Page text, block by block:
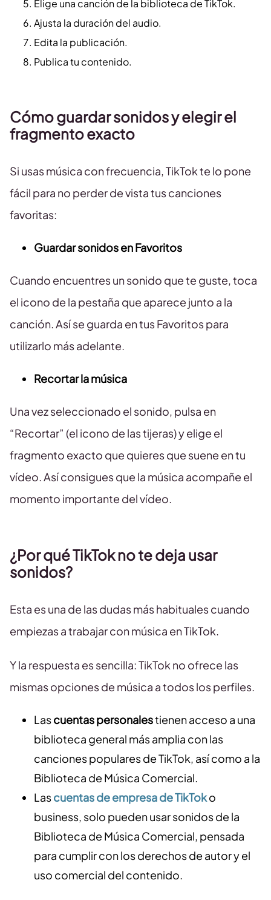
Elige una canción de la biblioteca de TikTok.
Ajusta la duración del audio.
Edita la publicación.
Publica tu contenido.
Cómo guardar sonidos y elegir el
fragmento exacto
Si usas música con frecuencia, TikTok te lo pone
fácil para no perder de vista tus canciones
favoritas:
Guardar sonidos en Favoritos
Cuando encuentres un sonido que te guste, toca
el icono de la pestaña que aparece junto a la
canción. Así se guarda en tus Favoritos para
utilizarlo más adelante.
Recortar la música
Una vez seleccionado el sonido, pulsa en
“Recortar” (el icono de las tijeras) y elige el
fragmento exacto que quieres que suene en tu
vídeo. Así consigues que la música acompañe el
momento importante del vídeo.
¿Por qué TikTok no te deja usar
sonidos?
Esta es una de las dudas más habituales cuando
empiezas a trabajar con música en TikTok.
Y la respuesta es sencilla: TikTok no ofrece las
mismas opciones de música a todos los perfiles.
Lascuentas personalestienen acceso a una
biblioteca general más amplia con las
canciones populares de TikTok, así como a la
Biblioteca de Música Comercial.
Lascuentas de empresa de TikToko
business, solo pueden usar sonidos de la
Biblioteca de Música Comercial, pensada
para cumplir con los derechos de autor y el
uso comercial del contenido.